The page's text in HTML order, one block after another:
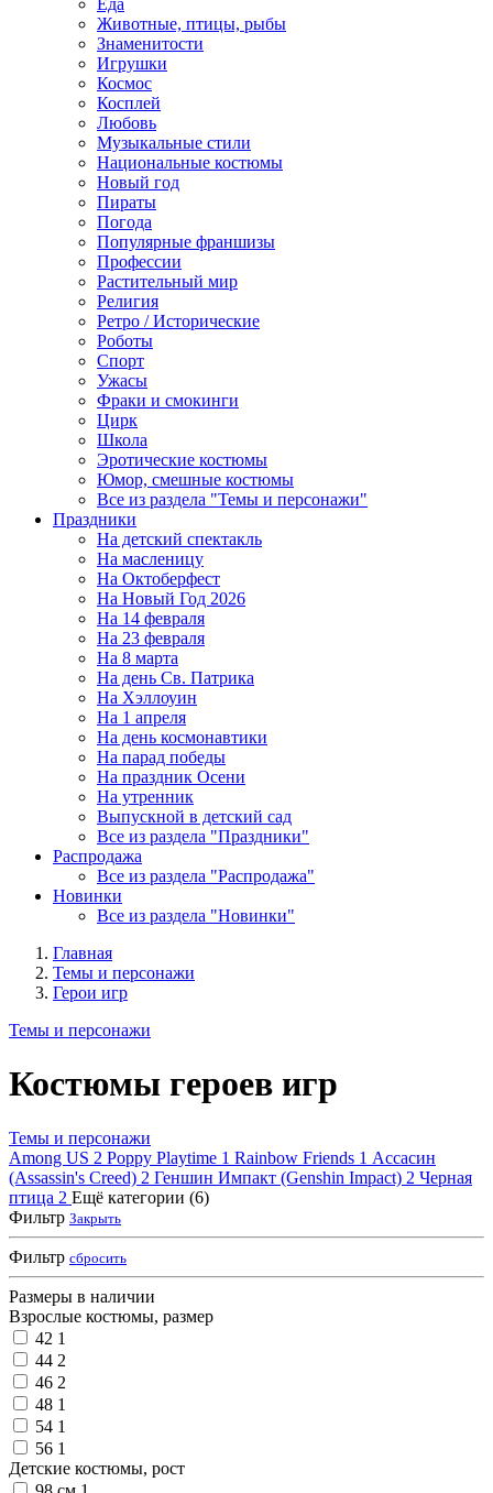
Еда
Животные, птицы, рыбы
Знаменитости
Игрушки
Космос
Косплей
Любовь
Музыкальные стили
Национальные костюмы
Новый год
Пираты
Погода
Популярные франшизы
Профессии
Растительный мир
Религия
Ретро / Исторические
Роботы
Спорт
Ужасы
Фраки и смокинги
Цирк
Школа
Эротические костюмы
Юмор, смешные костюмы
Все из раздела "Темы и персонажи"
Праздники
На детский спектакль
На масленицу
На Октоберфест
На Новый Год 2026
На 14 февраля
На 23 февраля
На 8 марта
На день Св. Патрика
На Хэллоуин
На 1 апреля
На день космонавтики
На парад победы
На праздник Осени
На утренник
Выпускной в детский сад
Все из раздела "Праздники"
Распродажа
Все из раздела "Распродажа"
Новинки
Все из раздела "Новинки"
Главная
Темы и персонажи
Герои игр
Темы и персонажи
Костюмы героев игр
Темы и персонажи
Among US 2 Poppy Playtime 1 Rainbow Friends 1 Ассасин
(Assassin's Creed) 2 Геншин Импакт (Genshin Impact) 2 Черная
птица 2 Ещё категории (6)
Фильтр Закрыть
Фильтр сбросить
Размеры в наличии
Взрослые костюмы, размер
42 1
44 2
46 2
48 1
54 1
56 1
Детские костюмы, рост